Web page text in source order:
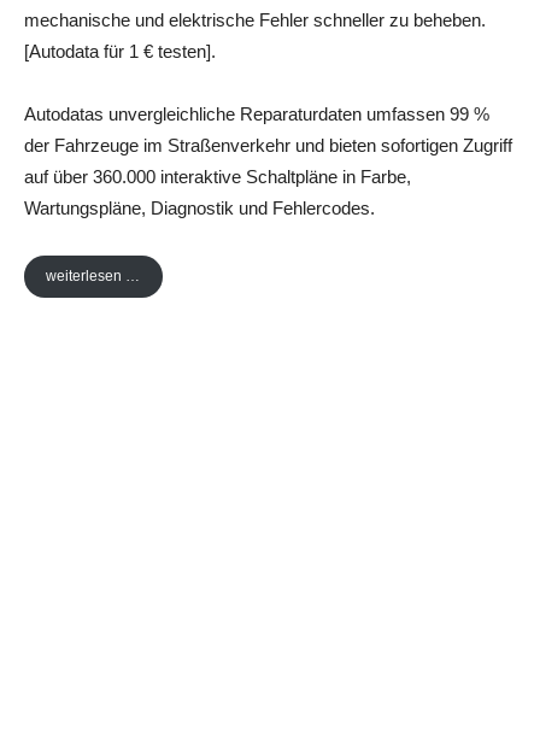
mechanische und elektrische Fehler schneller zu beheben.
[Autodata für 1 € testen].
Autodatas unvergleichliche Reparaturdaten umfassen 99 %
der Fahrzeuge im Straßenverkehr und bieten sofortigen Zugriff
auf über 360.000 interaktive Schaltpläne in Farbe,
Wartungspläne, Diagnostik und Fehlercodes.
weiterlesen …